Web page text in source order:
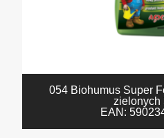
054 Biohumus Super
zielonych
EAN: